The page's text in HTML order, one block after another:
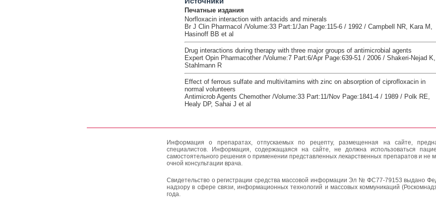
Печатные издания
Norfloxacin interaction with antacids and minerals
Br J Clin Pharmacol /Volume:33 Part:1/Jan Page:115-6 / 1992 / Campbell NR, Kara M,
Hasinoff BB et al
Drug interactions during therapy with three major groups of antimicrobial agents
Expert Opin Pharmacother /Volume:7 Part:6/Apr Page:639-51 / 2006 / Shakeri-Nejad K,
Stahlmann R
Effect of ferrous sulfate and multivitamins with zinc on absorption of ciprofloxacin in
normal volunteers
Antimicrob Agents Chemother /Volume:33 Part:11/Nov Page:1841-4 / 1989 / Polk RE,
Healy DP, Sahai J et al
Информация о препаратах, отпускаемых по рецепту, размещенная на сайте,
специалистов. Информация, содержащаяся на сайте, не должна использоваться
самостоятельного решения о применении представленных лекарственных препаратов и не
очной консультации врача.
Свидетельство о регистрации средства массовой информации Эл № ФС77-79153 выдано
надзору в сфере связи, информационных технологий и массовых коммуникаций
года.